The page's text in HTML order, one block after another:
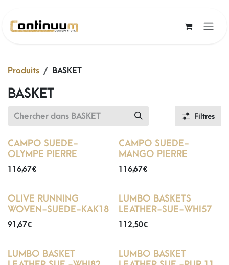
Produits BASKET
BASKET
Filtres
CAMPO SUEDE-
OLYMPE PIERRE
116,67€
CAMPO SUEDE-
MANGO PIERRE
116,67€
OLIVE RUNNING
WOVEN-SUEDE-KAK18
91,67€
LUMBO BASKETS
LEATHER-SUE-WHI57
112,50€
LUMBO BASKET
LUMBO BASKET